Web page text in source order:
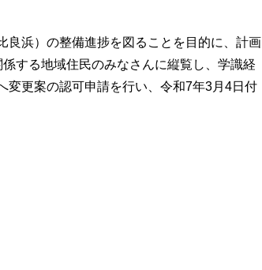
良浜）の整備進捗を図ることを目的に、計画
する地域住民のみなさんに縦覧し、学識経
変更案の認可申請を行い、令和7年3月4日付